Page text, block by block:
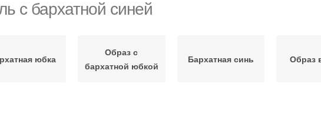
с бархатной синей
юбка
Образ с
бархатной юбкой
Бархатная синь Образ